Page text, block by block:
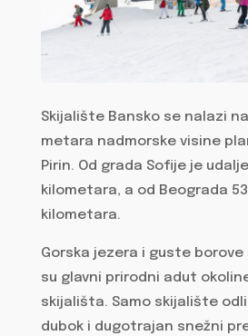
Skijalište Bansko se nalazi
metara nadmorske visine
Pirin. Od grada Sofije je
kilometara, a od Beograda
kilometara.
Gorska jezera i guste borove
su glavni prirodni adut
skijališta. Samo skijalište
dubok i dugotrajan snežni